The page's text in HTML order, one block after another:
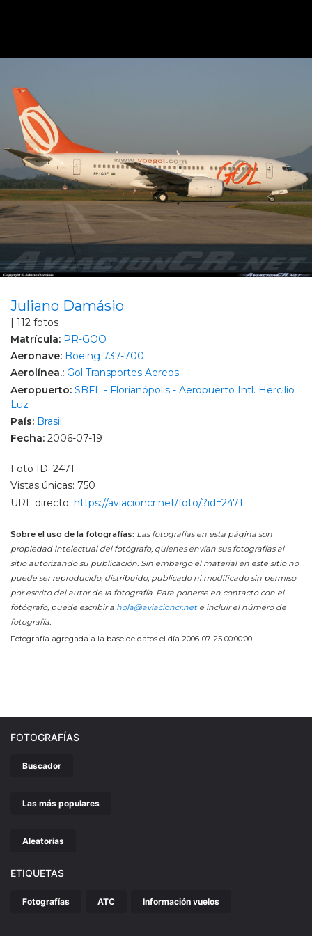
Juliano Damásio
| 112 fotos
Matrícula: PR-GOO
Aeronave: Boeing 737-700
Aerolínea.: Gol Transportes Aereos
Aeropuerto: SBFL - Florianópolis - Aeropuerto Intl. Hercilio
Luz
País: Brasil
Fecha: 2006-07-19
Foto ID: 2471
Vistas únicas: 750
URL directo: https://aviacioncr.net/foto/?id=2471
Sobre el uso de la fotografías: Las fotografías en esta página son
propiedad intelectual del fotógrafo, quienes envían sus fotografías al
sitio autorizando su publicación. Sin embargo el material en este sitio no
puede ser reproducido, distribuido, publicado ni modificado sin permiso
por escrito del autor de la fotografía. Para ponerse en contacto con el
fotógrafo, puede escribir a hola@aviacioncr.nete incluir el número de
fotografía.
Fotografía agregada a la base de datos el día 2006-07-25 00:00:00
FOTOGRAFÍAS
Buscador
Las más populares
Aleatorias
ETIQUETAS
Fotografías ATC Información vuelos